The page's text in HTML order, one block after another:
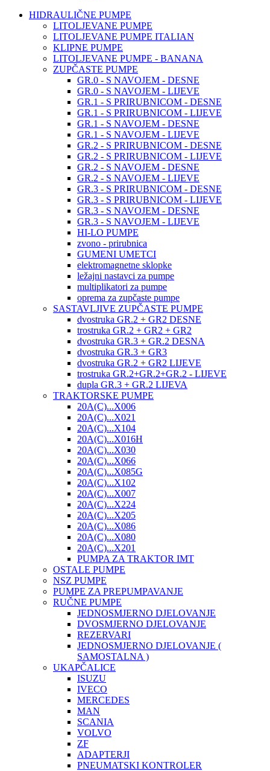
HIDRAULIČNE PUMPE
LITOLJEVANE PUMPE
LITOLJEVANE PUMPE ITALIAN
KLIPNE PUMPE
LITOLJEVANE PUMPE - BANANA
ZUPČASTE PUMPE
GR.0 - S NAVOJEM - DESNE
GR.0 - S NAVOJEM - LIJEVE
GR.1 - S PRIRUBNICOM - DESNE
GR.1 - S PRIRUBNICOM - LIJEVE
GR.1 - S NAVOJEM - DESNE
GR.1 - S NAVOJEM - LIJEVE
GR.2 - S PRIRUBNICOM - DESNE
GR.2 - S PRIRUBNICOM - LIJEVE
GR.2 - S NAVOJEM - DESNE
GR.2 - S NAVOJEM - LIJEVE
GR.3 - S PRIRUBNICOM - DESNE
GR.3 - S PRIRUBNICOM - LIJEVE
GR.3 - S NAVOJEM - DESNE
GR.3 - S NAVOJEM - LIJEVE
HI-LO PUMPE
zvono - prirubnica
GUMENI UMETCI
elektromagnetne sklopke
ležajni nastavci za pumpe
multiplikatori za pumpe
oprema za zupčaste pumpe
SASTAVLJIVE ZUPČASTE PUMPE
dvostruka GR.2 + GR2 DESNE
trostruka GR.2 + GR2 + GR2
dvostruka GR.3 + GR.2 DESNA
dvostruka GR.3 + GR3
dvostruka GR.2 + GR2 LIJEVE
trostruka GR.2+GR.2+GR.2 - LIJEVE
dupla GR.3 + GR.2 LIJEVA
TRAKTORSKE PUMPE
20A(C)...X006
20A(C)...X021
20A(C)...X104
20A(C)...X016H
20A(C)...X030
20A(C)...X066
20A(C)...X085G
20A(C)...X102
20A(C)...X007
20A(C)...X224
20A(C)...X205
20A(C)...X086
20A(C)...X080
20A(C)...X201
PUMPA ZA TRAKTOR IMT
OSTALE PUMPE
NSZ PUMPE
PUMPE ZA PREPUMPAVANJE
RUČNE PUMPE
JEDNOSMJERNO DJELOVANJE
DVOSMJERNO DJELOVANJE
REZERVARI
JEDNOSMJERNO DJELOVANJE (
SAMOSTALNA )
UKAPČALICE
ISUZU
IVECO
MERCEDES
MAN
SCANIA
VOLVO
ZF
ADAPTERJI
PNEUMATSKI KONTROLER